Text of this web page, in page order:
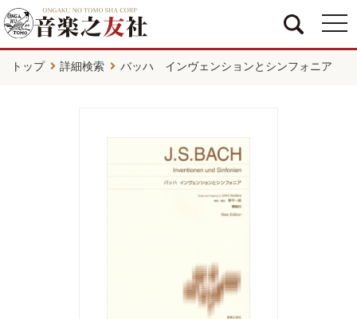
トップ 詳細検索 バッハ インヴェンションとシンフォニア